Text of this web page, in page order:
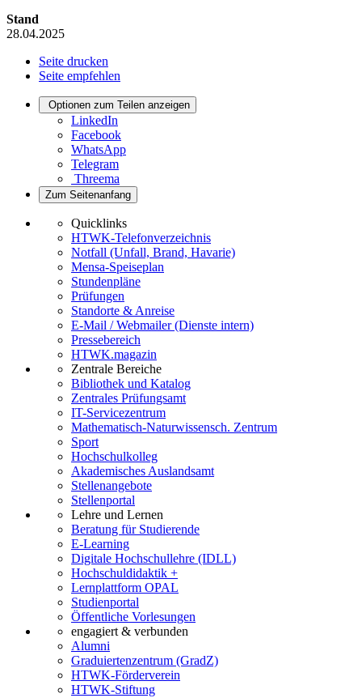
Stand
28.04.2025
Seite drucken
Seite empfehlen
Optionen zum Teilen anzeigen
LinkedIn
Facebook
WhatsApp
Telegram
Threema
Zum Seitenanfang
Quicklinks
HTWK-Telefonverzeichnis
Notfall (Unfall, Brand, Havarie)
Mensa-Speiseplan
Stundenpläne
Prüfungen
Standorte & Anreise
E-Mail / Webmailer (Dienste intern)
Pressebereich
HTWK.magazin
Zentrale Bereiche
Bibliothek und Katalog
Zentrales Prüfungsamt
IT-Servicezentrum
Mathematisch-Naturwissensch. Zentrum
Sport
Hochschulkolleg
Akademisches Auslandsamt
Stellenangebote
Stellenportal
Lehre und Lernen
Beratung für Studierende
E-Learning
Digitale Hochschullehre (IDLL)
Hochschuldidaktik +
Lernplattform OPAL
Studienportal
Öffentliche Vorlesungen
engagiert & verbunden
Alumni
Graduiertenzentrum (GradZ)
HTWK-Förderverein
HTWK-Stiftung